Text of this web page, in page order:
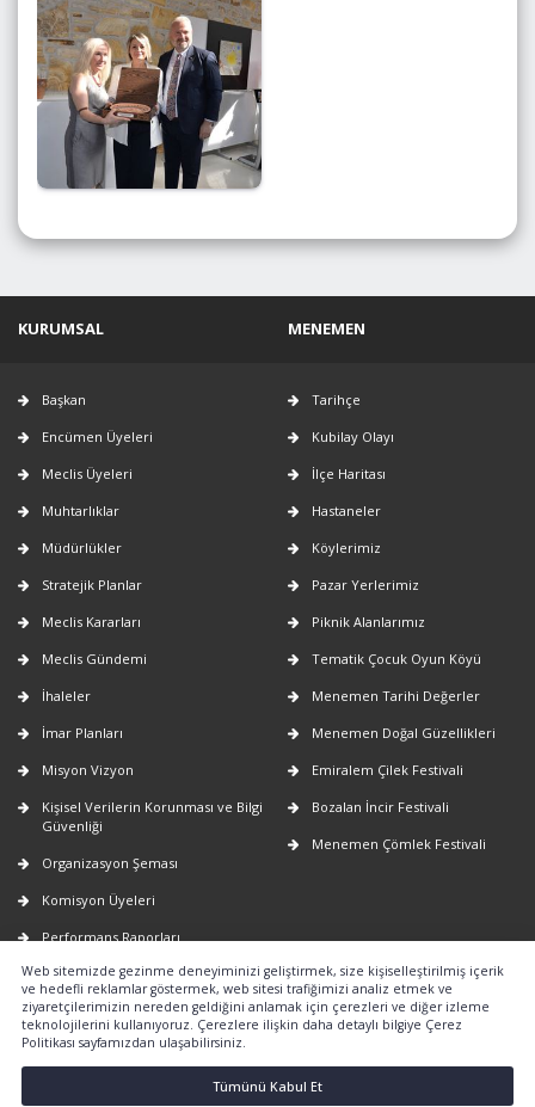
Web sitemizde gezinme deneyiminizi geliştirmek, size kişiselleştirilmiş içerik
ve hedefli reklamlar göstermek, web sitesi trafiğimizi analiz etmek ve
ziyaretçilerimizin nereden geldiğini anlamak için çerezleri ve diğer izleme
teknolojilerini kullanıyoruz. Çerezlere ilişkin daha detaylı bilgiye Çerez
Politikası sayfamızdan ulaşabilirsiniz.
Tümünü Kabul Et
KURUMSAL
Başkan
Encümen Üyeleri
Meclis Üyeleri
Muhtarlıklar
Müdürlükler
Stratejik Planlar
Meclis Kararları
Meclis Gündemi
İhaleler
İmar Planları
Misyon Vizyon
Kişisel Verilerin Korunması ve Bilgi
Güvenliği
Organizasyon Şeması
Komisyon Üyeleri
Performans Raporları
Faaliyet Raporları
E-Belediye
Nöbetçi Eczaneler
2026-2029 yıllarına ait uygulanacak
MENEMEN
Tarihçe
Kubilay Olayı
İlçe Haritası
Hastaneler
Köylerimiz
Pazar Yerlerimiz
Piknik Alanlarımız
Tematik Çocuk Oyun Köyü
Menemen Tarihi Değerler
Menemen Doğal Güzellikleri
Emiralem Çilek Festivali
Bozalan İncir Festivali
Menemen Çömlek Festivali